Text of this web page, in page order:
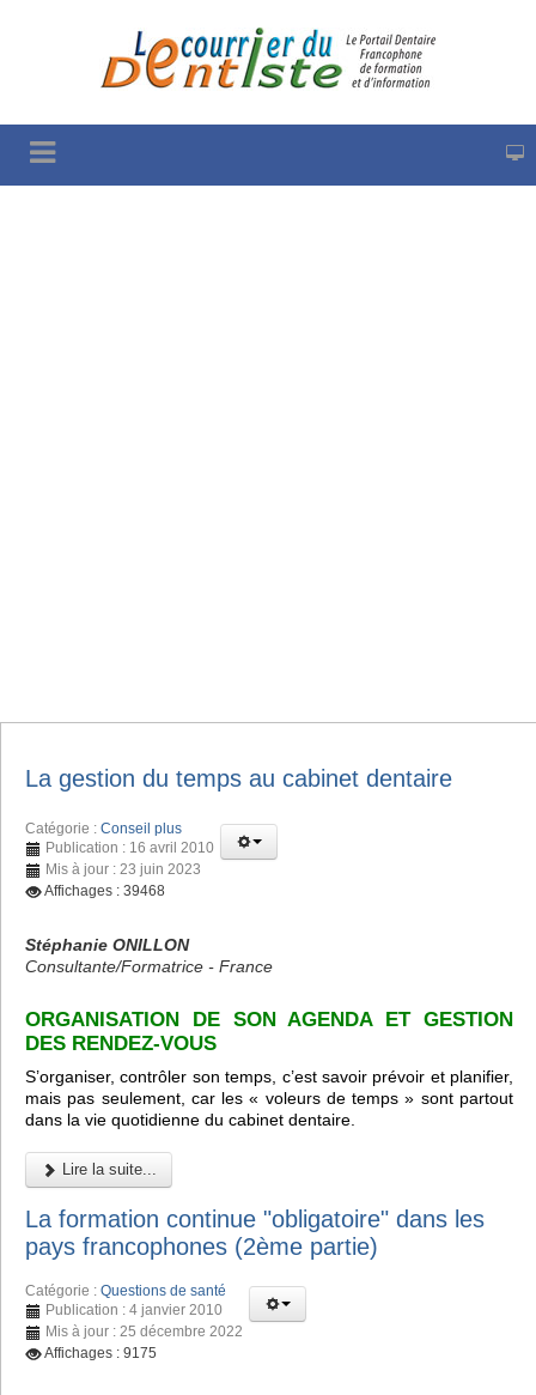
La gestion du temps au cabinet dentaire
Catégorie : Conseil plus
Publication : 16 avril 2010
Mis à jour : 23 juin 2023
Affichages : 39468
Stéphanie ONILLON
Consultante/Formatrice - France
ORGANISATION DE SON AGENDA ET GESTION
DES RENDEZ-VOUS
S’organiser, contrôler son temps, c’est savoir prévoir et planifier,
mais pas seulement, car les « voleurs de temps » sont partout
dans la vie quotidienne du cabinet dentaire.
Lire la suite...
La formation continue "obligatoire" dans les
pays francophones (2ème partie)
Catégorie : Questions de santé
Publication : 4 janvier 2010
Mis à jour : 25 décembre 2022
Affichages : 9175